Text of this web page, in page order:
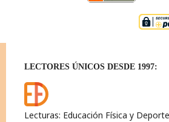
LECTORES ÚNICOS DESDE 1997:
Lecturas: Educación Física y